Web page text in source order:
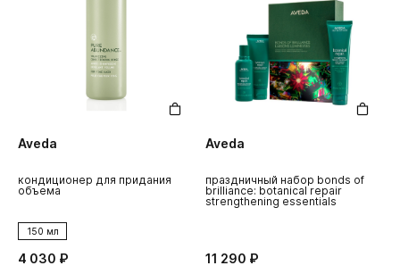
Aveda
кондиционер для придания
объема
150 мл
4 030 ₽
Aveda
праздничный набор bonds of
brilliance: botanical repair
strengthening essentials
11 290 ₽